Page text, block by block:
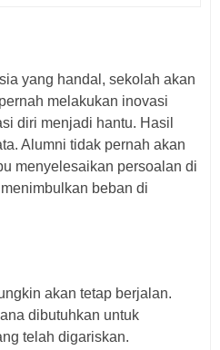
yang handal, sekolah akan
melakukan inovasi
diri menjadi hantu. Hasil
Alumni tidak pernah akan
menyelesaikan persoalan di
beban di
akan tetap berjalan.
dibutuhkan untuk
telah digariskan.